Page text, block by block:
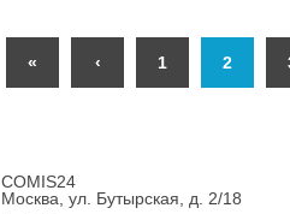
« ‹ 1 2
COMIS24
Москва, ул. Бутырская, д. 2/18